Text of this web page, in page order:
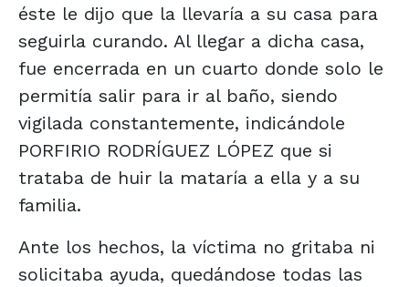
éste le dijo que la llevaría a su casa para
seguirla curando. Al llegar a dicha casa,
fue encerrada en un cuarto donde solo le
permitía salir para ir al baño, siendo
vigilada constantemente, indicándole
PORFIRIO RODRÍGUEZ LÓPEZ que si
trataba de huir la mataría a ella y a su
familia.
Ante los hechos, la víctima no gritaba ni
solicitaba ayuda, quedándose todas las